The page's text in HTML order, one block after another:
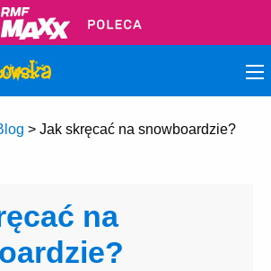
> Jak skręcać na snowboardzie?
na